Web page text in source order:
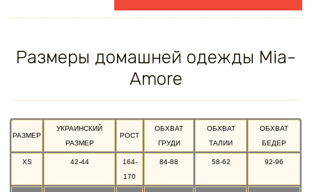
Размеры домашней одежды Mia-
Amore
РАЗМЕР
УКРАИНСКИЙ
РАЗМЕР
РОСТ
ОБХВАТ
ГРУДИ
ОБХВАТ
ТАЛИИ
ОБХВАТ
БЕДЕР
XS 42-44
164-
170
84-88 58-62 92-96